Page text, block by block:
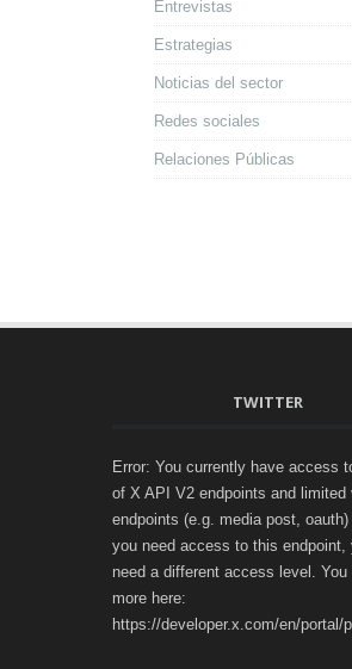
Entrevistas
Estrategias
Noticias del sector
Redes sociales
Relaciones Públicas
TWITTER
Error: You currently have access
of X API V2 endpoints and limited
endpoints (e.g. media post,
you need access to this endpoint,
need a different access level. You
more here:
https://developer.x.com/en/portal/